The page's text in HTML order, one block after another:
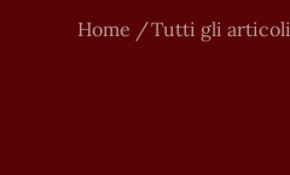
Home Tutti gli articoli